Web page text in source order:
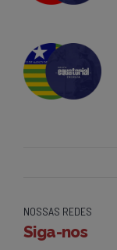
NOSSAS REDES
Siga-nos